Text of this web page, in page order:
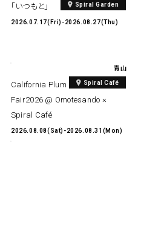
Spiral Garden
「いつもと」
2026.07.17(Fri)-2026.08.27(Thu)
青山
Spiral Café
California Plum & Nectarine
Fair2026 @ Omotesando ×
Spiral Café
2026.08.08(Sat)-2026.08.31(Mon)